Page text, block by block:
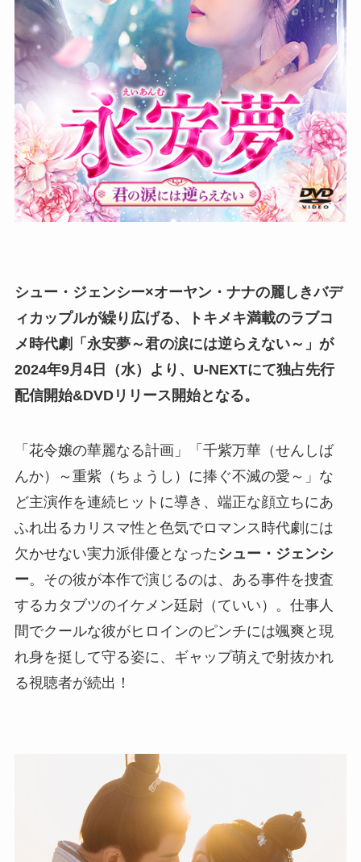
シュー・ジェンシー×オーヤン・ナナの麗しきバデ
ィカップルが繰り広げる、トキメキ満載のラブコ
メ時代劇「永安夢～君の涙には逆らえない～」が
2024年9月4日（水）より、U-NEXTにて独占先行
配信開始&DVDリリース開始となる。
「花令嬢の華麗なる計画」「千紫万華（せんしば
んか）～重紫（ちょうし）に捧ぐ不滅の愛～」な
ど主演作を連続ヒットに導き、端正な顔立ちにあ
ふれ出るカリスマ性と色気でロマンス時代劇には
欠かせない実力派俳優となった シュー・ジェンシ
ー。その彼が本作で演じるのは、ある事件を捜査
するカタブツのイケメン廷尉（ていい）。仕事人
間でクールな彼がヒロインのピンチには颯爽と現
れ身を挺して守る姿に、ギャップ萌えで射抜かれ
る視聴者が続出！